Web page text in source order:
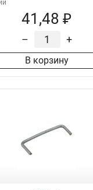
41,48 ₽
– +
В корзину